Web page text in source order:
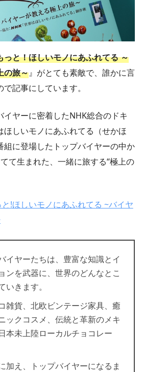
っと！ほしいモノにあふれてる ～
の旅～』がとても素敵で、誰かに言
記事にしています。
ヤーに密着したNHK総合のドキ
ほしいモノにあふれてる（せかほ
組に登場したトップバイヤーの中か
て生まれた、一緒に旅する“極上の
!ほしいモノにあふれてる ~バイヤ
イヤーたちは、豊富な知識とイ
ンを武器に、世界のどんなとこ
いきます。
雑貨、北欧ビンテージ家具、癒
ックコスメ、伝統と革新のメキ
本未上陸ローカルチョコレー
加え、トップバイヤーになるま